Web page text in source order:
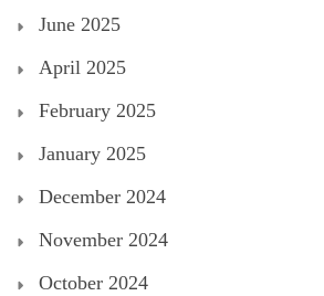
June 2025
April 2025
February 2025
January 2025
December 2024
November 2024
October 2024